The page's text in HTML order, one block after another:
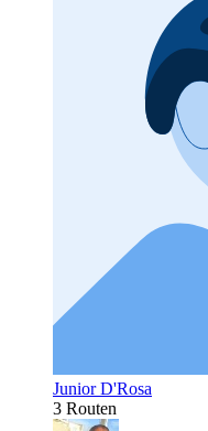
Junior D'Rosa
3 Routen